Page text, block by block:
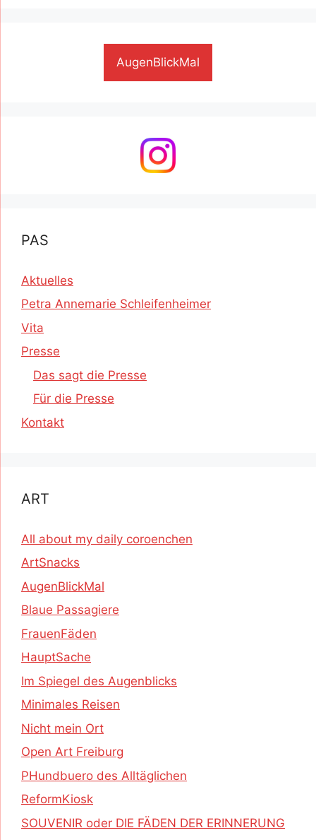
AugenBlickMal
PAS
Aktuelles
Petra Annemarie Schleifenheimer
Vita
Presse
Das sagt die Presse
Für die Presse
Kontakt
ART
All about my daily coroenchen
ArtSnacks
AugenBlickMal
Blaue Passagiere
FrauenFäden
HauptSache
Im Spiegel des Augenblicks
Minimales Reisen
Nicht mein Ort
Open Art Freiburg
PHundbuero des Alltäglichen
ReformKiosk
SOUVENIR oder DIE FÄDEN DER ERINNERUNG